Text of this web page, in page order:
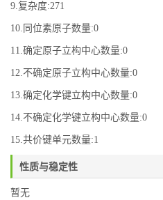
9.复杂度:271
10.同位素原子数量:0
11.确定原子立构中心数量:0
12.不确定原子立构中心数量:0
13.确定化学键立构中心数量:0
14.不确定化学键立构中心数量:0
15.共价键单元数量:1
性质与稳定性
暂无